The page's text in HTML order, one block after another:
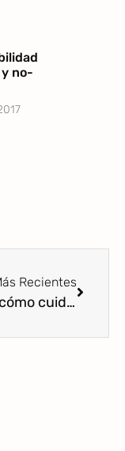
no-
Recientes
¿Sabes cómo cuidar tu suelo pélvico durante el embarazo?